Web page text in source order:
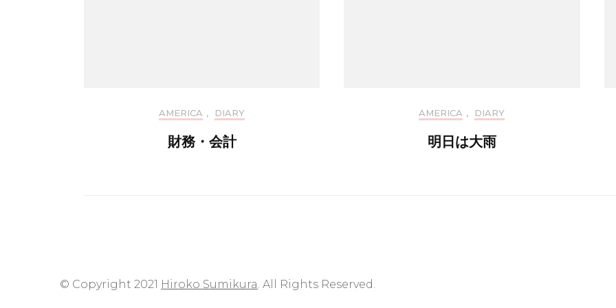
AMERICA , DIARY
財務・会計
AMERICA , DIARY
明日は大雨
© Copyright 2021 Hiroko Sumikura. All Rights Reserved.